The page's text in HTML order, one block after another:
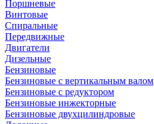
Поршневые
Винтовые
Спиральные
Передвижные
Двигатели
Дизельные
Бензиновые
Бензиновые с вертикальным валом
Бензиновые с редуктором
Бензиновые инжекторные
Бензиновые двухцилиндровые